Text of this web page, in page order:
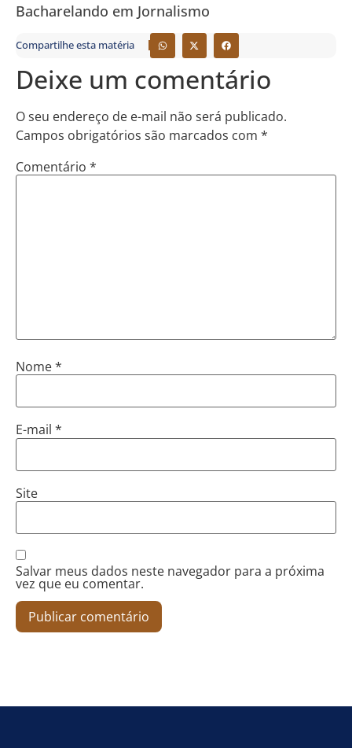
Bacharelando em Jornalismo
Compartilhe esta matéria
Deixe um comentário
O seu endereço de e-mail não será publicado.
Campos obrigatórios são marcados com *
Comentário *
Nome*
E-mail *
Site
Salvar meus dados neste navegador para a próxima
vez que eu comentar.